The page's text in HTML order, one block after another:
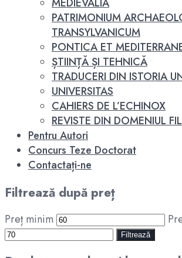
PATRIMONIUM
TRANSYLVANICUM
PONTICA ET
ȘTIINȚĂ ȘI TEHNICĂ
TRADUCERI DIN ISTORIA
UNIVERSITAS
CAHIERS DE L’ECHINOX
REVISTE DIN DOMENIUL
Pentru Autori
Concurs Teze Doctorat
Contactați-ne
Filtrează după preț
Preț minim
Filtrează